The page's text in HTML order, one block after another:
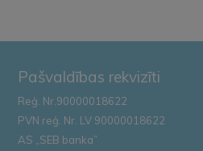
Pašvaldības rekvizīti
Reģ. Nr.90000018622
PVN reģ. Nr. LV 90000018622
AS „SEB banka”